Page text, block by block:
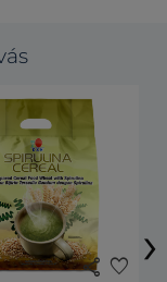
share favorite ›